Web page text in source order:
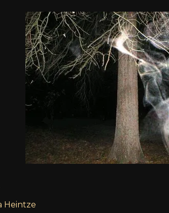
Heintze